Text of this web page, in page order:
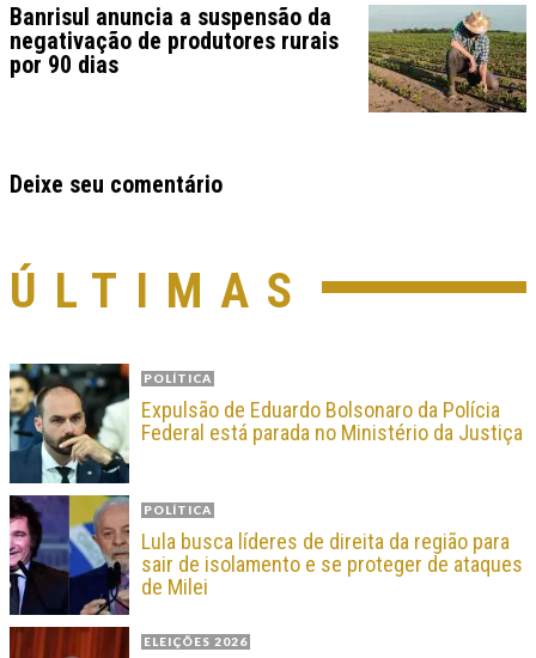
Banrisul anuncia a suspensão da
negativação de produtores rurais
por 90 dias
Deixe seu comentário
ÚLTIMAS
POLÍTICA
Expulsão de Eduardo Bolsonaro da Polícia
Federal está parada no Ministério da Justiça
POLÍTICA
Lula busca líderes de direita da região para
sair de isolamento e se proteger de ataques
de Milei
ELEIÇÕES 2026